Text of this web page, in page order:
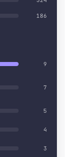
186
9
7
5
4
3